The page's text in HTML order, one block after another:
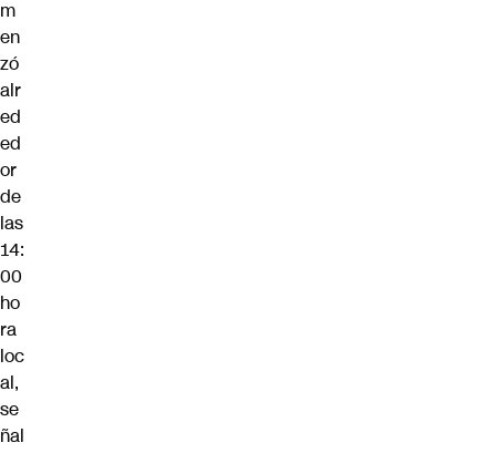
m
en
zó
alr
ed
ed
or
de
las
14:
00
ho
ra
loc
al,
se
ñal